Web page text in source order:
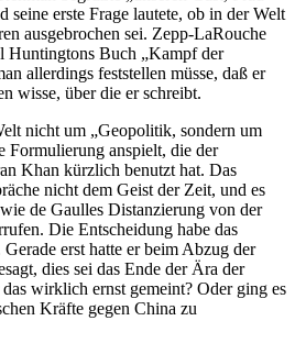
seine erste Frage lautete, ob in der Welt
ausgebrochen sei. Zepp-LaRouche
Huntingtons Buch „Kampf der
allerdings feststellen müsse, daß er
wisse, über die er schreibt.
nicht um „Geopolitik, sondern um
Formulierung anspielt, die der
Khan kürzlich benutzt hat. Das
nicht dem Geist der Zeit, und es
de Gaulles Distanzierung von der
Die Entscheidung habe das
erst hatte er beim Abzug der
dies sei das Ende der Ära der
wirklich ernst gemeint? Oder ging es
Kräfte gegen China zu